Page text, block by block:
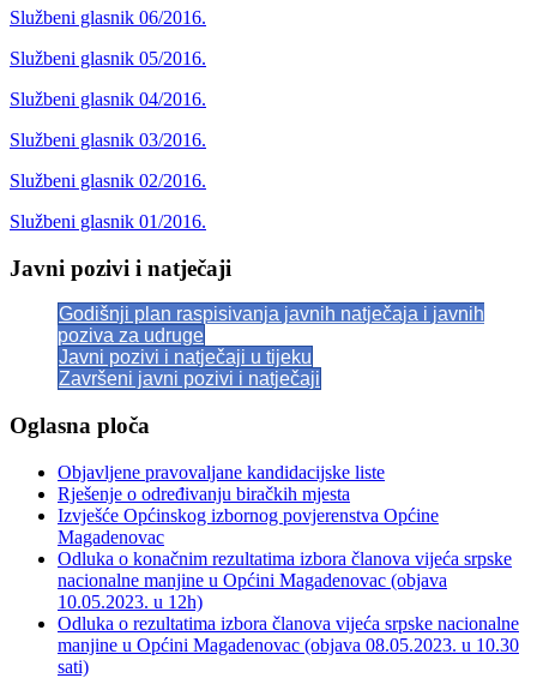
Službeni glasnik 06/2016.
Službeni glasnik 05/2016.
Službeni glasnik 04/2016.
Službeni glasnik 03/2016.
Službeni glasnik 02/2016.
Službeni glasnik 01/2016.
Javni pozivi i natječaji
Godišnji plan raspisivanja javnih natječaja i javnih
poziva za udruge
Javni pozivi i natječaji u tijeku
Završeni javni pozivi i natječaji
Oglasna ploča
Objavljene pravovaljane kandidacijske liste
Rješenje o određivanju biračkih mjesta
Izvješće Općinskog izbornog povjerenstva Općine
Magadenovac
Odluka o konačnim rezultatima izbora članova vijeća srpske
nacionalne manjine u Općini Magadenovac (objava
10.05.2023. u 12h)
Odluka o rezultatima izbora članova vijeća srpske nacionalne
manjine u Općini Magadenovac (objava 08.05.2023. u 10.30
sati)